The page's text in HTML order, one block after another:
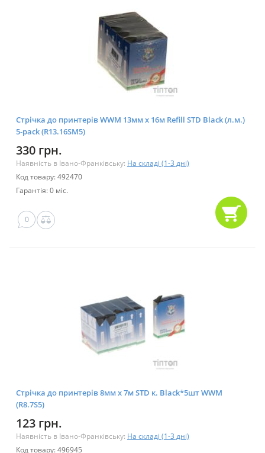
Стрічка до принтерів WWM 13мм х 16м Refill STD Black (л.м.)
5-pack (R13.16SM5)
330 грн.
Наявність в Івано-Франківську: На складі (1-3 дні)
Код товару: 492470
Гарантія: 0 міс.
0
Стрічка до принтерів 8мм х 7м STD к. Black*5шт WWM
(R8.7S5)
123 грн.
Наявність в Івано-Франківську: На складі (1-3 дні)
Код товару: 496945